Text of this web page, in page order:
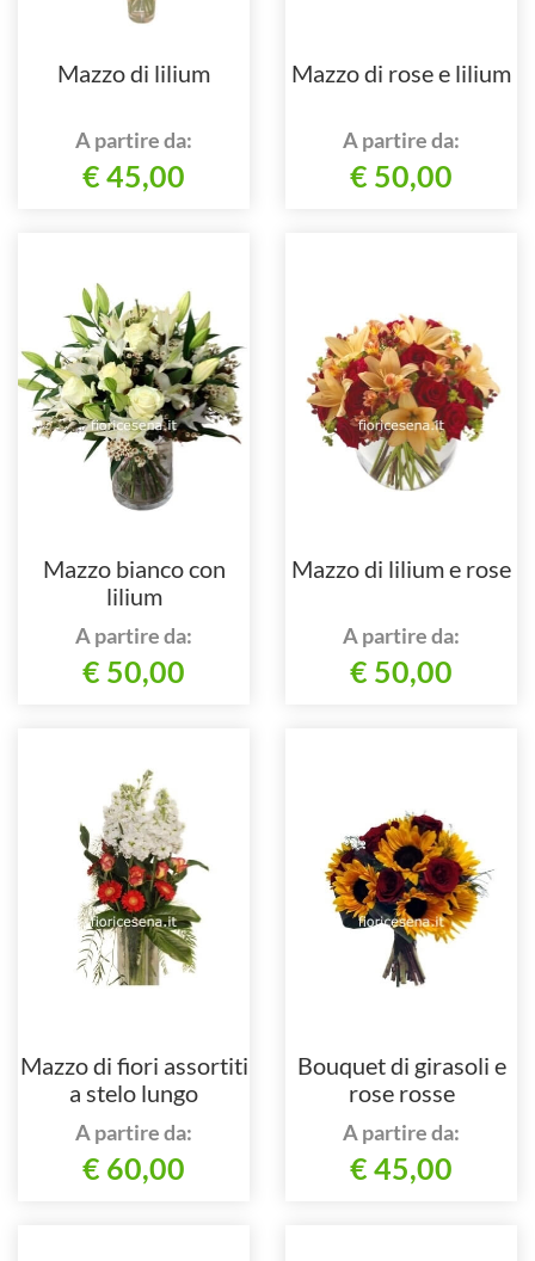
Mazzo di lilium
A partire da:
€ 45,00
Mazzo di rose e lilium
A partire da:
€ 50,00
Mazzo bianco con
lilium
A partire da:
€ 50,00
Mazzo di lilium e rose
A partire da:
€ 50,00
Mazzo di fiori assortiti
a stelo lungo
A partire da:
€ 60,00
Bouquet di girasoli e
rose rosse
A partire da:
€ 45,00